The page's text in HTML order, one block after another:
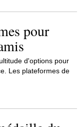
pour
d'options pour
Les plateformes de